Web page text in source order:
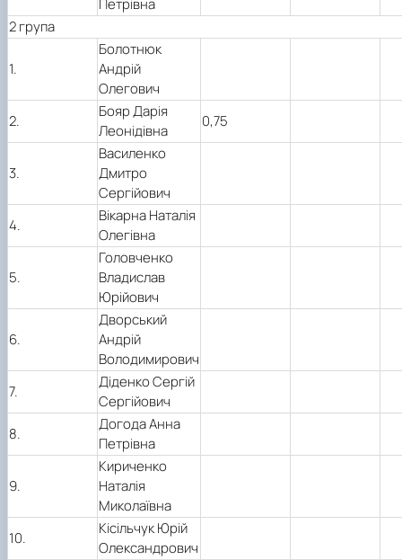
Петрівна
2 група
1.
Болотнюк
Андрій
Олегович
2.
Бояр Дарія
Леонідівна
0,75
3.
Василенко
Дмитро
Сергійович
4.
Вікарна Наталія
Олегівна
5.
Головченко
Владислав
Юрійович
6.
Дворський
Андрій
Володимирович
7.
Діденко Сергій
Сергійович
8.
Догода Анна
Петрівна
9.
Кириченко
Наталія
Миколаївна
10.
Кісільчук Юрій
Олександрович